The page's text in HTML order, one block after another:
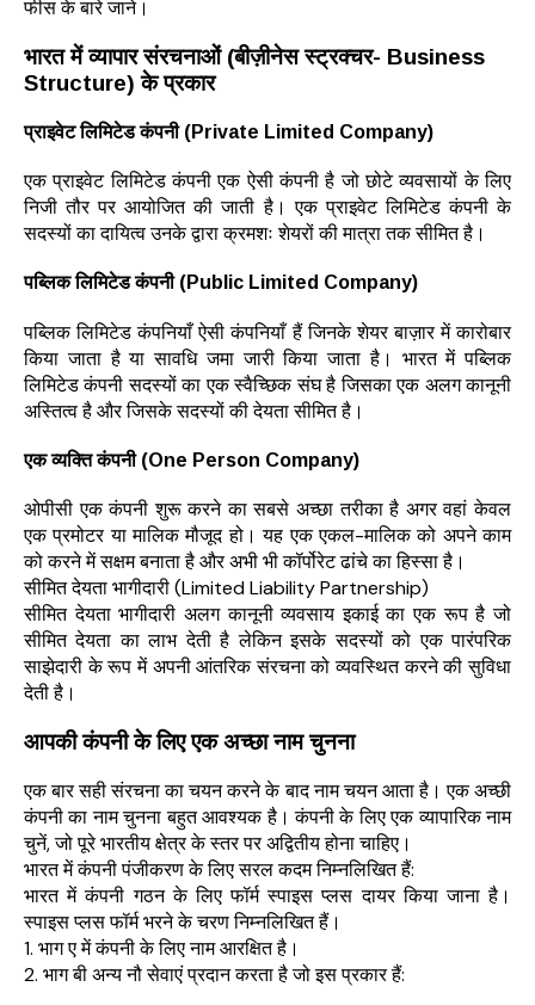
फीस के बारे जाने।
भारत में व्यापार संरचनाओं (बीज़ीनेस स्ट्रक्चर- Business
Structure) के प्रकार
प्राइवेट लिमिटेड कंपनी (Private Limited Company)
एक प्राइवेट लिमिटेड कंपनी एक ऐसी कंपनी है जो छोटे व्यवसायों के लिए
निजी तौर पर आयोजित की जाती है। एक प्राइवेट लिमिटेड कंपनी के
सदस्यों का दायित्व उनके द्वारा क्रमशः शेयरों की मात्रा तक सीमित है।
पब्लिक लिमिटेडकंपनी (Public Limited Company)
पब्लिक लिमिटेड कंपनियाँ ऐसी कंपनियाँ हैं जिनके शेयर बाज़ार में कारोबार
किया जाता है या सावधि जमा जारी किया जाता है। भारत में पब्लिक
लिमिटेड कंपनी सदस्यों का एक स्वैच्छिक संघ है जिसका एक अलग कानूनी
अस्तित्व है और जिसके सदस्यों की देयता सीमित है।
एक व्यक्ति कंपनी (One Person Company)
ओपीसी एक कंपनी शुरू करने का सबसे अच्छा तरीका है अगर वहां केवल
एक प्रमोटर या मालिक मौजूद हो। यह एक एकल-मालिक को अपने काम
को करने में सक्षम बनाता है और अभी भी कॉर्पोरेट ढांचे का हिस्सा है।
सीमित देयता भागीदारी (Limited Liability Partnership)
सीमित देयता भागीदारी अलग कानूनी व्यवसाय इकाई का एक रूप है जो
सीमित देयता का लाभ देती है लेकिन इसके सदस्यों को एक पारंपरिक
साझेदारी के रूप में अपनी आंतरिक संरचना को व्यवस्थित करने की सुविधा
देती है।
आपकी कंपनी के लिए एक अच्छा नाम चुनना
एक बार सही संरचना का चयन करने के बाद नाम चयन आता है। एक अच्छी
कंपनी का नाम चुनना बहुत आवश्यक है। कंपनी के लिए एक व्यापारिक नाम
चुनें, जो पूरे भारतीय क्षेत्र के स्तर पर अद्वितीय होना चाहिए।
भारत में कंपनी पंजीकरण के लिए सरल कदम निम्नलिखित हैं:
भारत में कंपनी गठन के लिए फॉर्म स्पाइस प्लस दायर किया जाना है।
स्पाइस प्लस फॉर्म भरने के चरण निम्नलिखित हैं।
1. भाग ए में कंपनी के लिए नाम आरक्षित है।
2. भाग बी अन्य नौ सेवाएं प्रदान करता है जो इस प्रकार हैं: